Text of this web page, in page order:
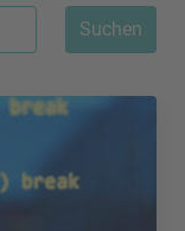
Suchen